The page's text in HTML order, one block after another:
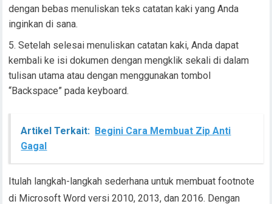
dengan bebas menuliskan teks catatan kaki yang Anda
inginkan di sana.
Setelah selesai menuliskan catatan kaki, Anda dapat
kembali ke isi dokumen dengan mengklik sekali di dalam
tulisan utama atau dengan menggunakan tombol
“Backspace” pada keyboard.
Artikel Terkait: Begini Cara Membuat Zip Anti
Gagal
Itulah langkah-langkah sederhana untuk membuat footnote
di Microsoft Word versi 2010, 2013, dan 2016. Dengan